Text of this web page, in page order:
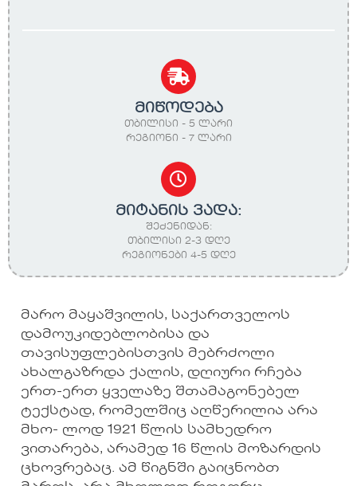
მიწოდება
თბილისი - 5 ლარი
რეგიონი - 7 ლარი
მიტანის ვადა:
შეძენიდან:
თბილისი 2-3 დღე
რეგიონები 4-5 დღე
მარო მაყაშვილის, საქართველოს
დამოუკიდებლობისა და
თავისუფლებისთვის მებრძოლი
ახალგაზრდა ქალის, დღიური რჩება
ერთ-ერთ ყველაზე შთამაგონებელ
ტექსტად, რომელშიც აღწერილია არა
მხო- ლოდ 1921 წლის სამხედრო
ვითარება, არამედ 16 წლის მოზარდის
ცხოვრებაც. ამ წიგნში გაიცნობთ